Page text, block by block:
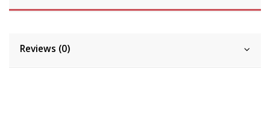
Reviews (0)